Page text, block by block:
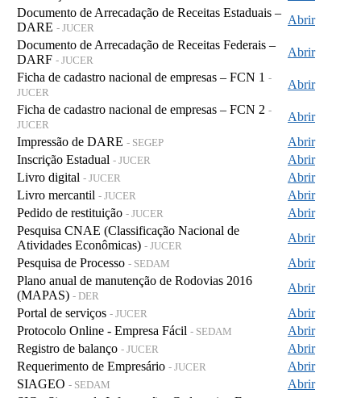
Documento de Arrecadação de Receitas Estaduais –
DARE - JUCER
Abrir
Documento de Arrecadação de Receitas Federais –
DARF - JUCER
Abrir
Ficha de cadastro nacional de empresas – FCN 1 -
JUCER
Abrir
Ficha de cadastro nacional de empresas – FCN 2 -
JUCER
Abrir
Impressão de DARE - SEGEP
Abrir
Inscrição Estadual - JUCER
Abrir
Livro digital - JUCER
Abrir
Livro mercantil - JUCER
Abrir
Pedido de restituição - JUCER
Abrir
Pesquisa CNAE (Classificação Nacional de
Atividades Econômicas) - JUCER
Abrir
Pesquisa de Processo - SEDAM
Abrir
Plano anual de manutenção de Rodovias 2016
(MAPAS) - DER
Abrir
Portal de serviços - JUCER
Abrir
Protocolo Online - Empresa Fácil - SEDAM
Abrir
Registro de balanço - JUCER
Abrir
Requerimento de Empresário - JUCER
Abrir
SIAGEO - SEDAM
Abrir